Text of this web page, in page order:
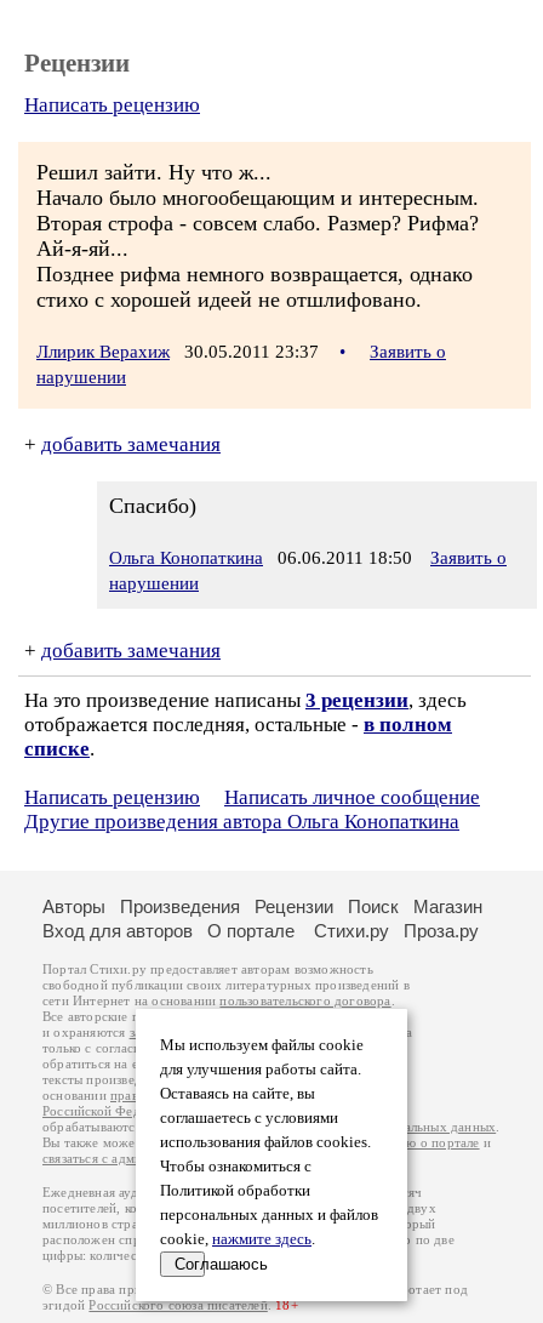
Рецензии
Написать рецензию
Решил зайти. Ну что ж...
Начало было многообещающим и интересным.
Вторая строфа - совсем слабо. Размер? Рифма?
Ай-я-яй...
Позднее рифма немного возвращается, однако
стихо с хорошей идеей не отшлифовано.
Ллирик Верахиж 30.05.2011 23:37 •
Заявить о
нарушении
+ добавить замечания
Спасибо)
Ольга Конопаткина 06.06.2011 18:50
Заявить о
нарушении
+ добавить замечания
На это произведение написаны 3 рецензии, здесь
отображается последняя, остальные - в полном
списке.
Написать рецензию
Написать личное сообщение
Другие произведения автора Ольга Конопаткина
Мы используем файлы cookie
для улучшения работы сайта.
Оставаясь на сайте, вы
соглашаетесь с условиями
использования файлов cookies.
Чтобы ознакомиться с
Политикой обработки
персональных данных и файлов
cookie, нажмите здесь.
Соглашаюсь
Авторы Произведения Рецензии Поиск
Магазин
Вход для авторов
О портале Стихи.ру Проза.ру
Портал Стихи.ру предоставляет авторам возможность
свободной публикации своих литературных произведений в
сети Интернет на основаниипользовательского договора
Все авторские права на произведения принадлежат авторам
и охраняются законом
. Перепечатка произведений возможна
только с согласия его автора, к которому вы можете
обратиться на его авторской странице. Ответственность за
тексты произведений авторы несут самостоятельно на
основанииправил публикацииизаконодательства
Российской Федерации
обрабатываются на основанииПолитики обработки персональных данных
Вы также можете посмотреть более подробнуюинформацию о портале и
связаться с администрацией
Ежедневная аудитория портала Стихи.ру – порядка 200 тысяч
посетителей, которые в общей сумме просматривают более двух
миллионов страниц по данным счетчика посещаемости, который
расположен справа от этого текста. В каждой графе указано по две
цифры: количество просмотров и количество посетителей.
© Все права принадлежат авторам, 2000-2026. Портал работает под
эгидойРоссийского союза писателей.18+